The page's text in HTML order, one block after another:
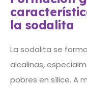
la sodalita
La sodalita se
alcalinas,
pobres en sílice. A